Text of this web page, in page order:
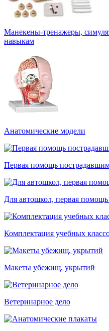
Манекены-тренажеры,
навыкам
Анатомические модели
Первая помощь
Для автошкол, первая
Комплектация учебных
Макеты убежищ, укрытий
Ветеринарное дело